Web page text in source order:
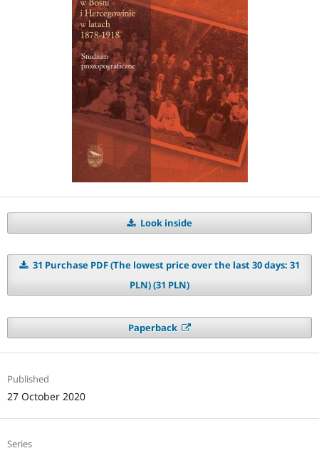
Look inside
31 Purchase PDF (The lowest price over the last 30 days: 31
PLN) (31 PLN)
Paperback
Published
27 October 2020
Series